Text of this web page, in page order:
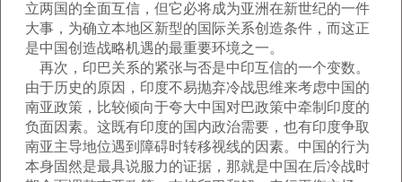
立两国的全面互信，但它必将成为亚洲在新世纪的一件
大事，为确立本地区新型的国际关系创造条件，而这正
是中国创造战略机遇的最重要环境之一。
再次，印巴关系的紧张与否是中印互信的一个变数。
由于历史的原因，印度不易抛弃冷战思维来考虑中国的
南亚政策，比较倾向于夸大中国对巴政策中牵制印度的
负面因素。这既有印度的国内政治需要，也有印度争取
南亚主导地位遇到障碍时转移视线的因素。中国的行为
本身固然是最具说服力的证据，那就是中国在后冷战时